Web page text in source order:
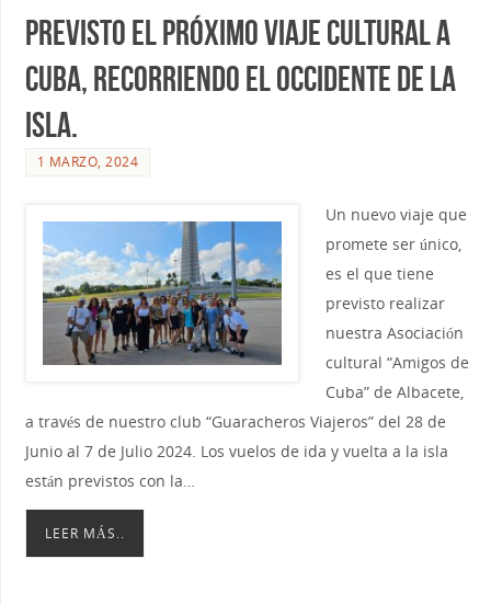
previsto el próximo Viaje cultural a
Cuba, recorriendo el occidente de la
isla.
1 MARZO, 2024
Un nuevo viaje que
promete ser único,
es el que tiene
previsto realizar
nuestra Asociación
cultural “Amigos de
Cuba” de Albacete,
a través de nuestro club “Guaracheros Viajeros” del 28 de
Junio al 7 de Julio 2024. Los vuelos de ida y vuelta a la isla
están previstos con la…
LEER MÁS..